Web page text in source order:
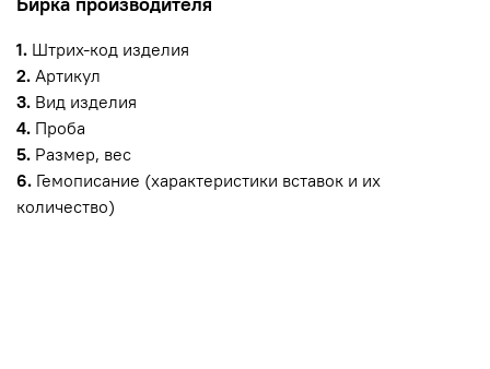
1. Штрих-код изделия
2. Артикул
3. Вид изделия
4. Проба
5. Размер, вес
6. Гемописание (характеристики вставок и их
количество)